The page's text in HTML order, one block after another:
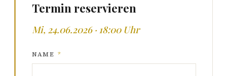
Termin reservieren
Mi, 24.06.2026 · 18:00 Uhr
NAME *